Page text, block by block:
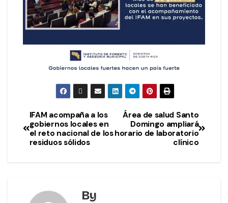
Área de salud Santo
Domingo ampliará
horario de laboratorio
clínico
IFAM acompaña a los
gobiernos locales en
el reto nacional de los
residuos sólidos
By